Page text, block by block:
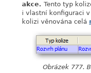
akce. Tento typ
i vlastní konfiguraci
kolizi věnována celá
Obrázek 777.